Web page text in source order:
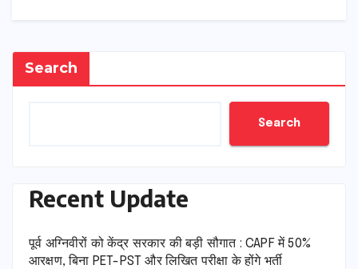
Search
Search
Recent Update
पूर्व अग्निवीरों को केंद्र सरकार की बड़ी सौगात : CAPF में 50%
आरक्षण, बिना PET-PST और लिखित परीक्षा के होंगे भर्ती